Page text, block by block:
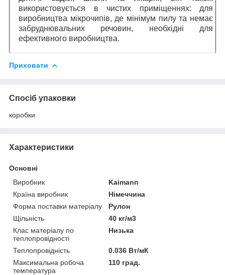
використовується в чистих приміщеннях: для
виробництва мікрочипів, де мінімум пилу та немає
забруднювальних речовин, необхідні для
ефективного виробництва.
Приховати
Спосіб упаковки
коробки
Характеристики
Основні
Виробник
Kaimann
Країна виробник
Німеччина
Форма поставки матеріалу
Рулон
Щільність
40 кг/м3
Клас матеріалу по
теплопровідності
Низька
Теплопровідність
0.036 Вт/мК
Максимальна робоча
температура
110 град.